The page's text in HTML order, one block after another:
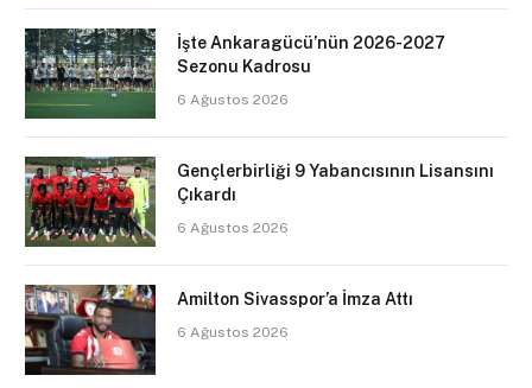
İşte Ankaragücü’nün 2026-2027
Sezonu Kadrosu
6 Ağustos 2026
Gençlerbirliği 9 Yabancısının Lisansını
Çıkardı
6 Ağustos 2026
Amilton Sivasspor’a İmza Attı
6 Ağustos 2026